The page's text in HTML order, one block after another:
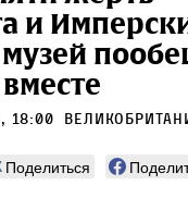
и
18:00
Поделиться